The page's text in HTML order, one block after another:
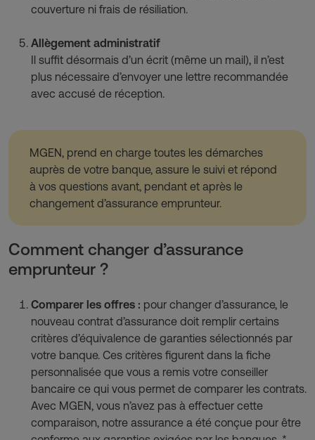
couverture ni frais de résiliation.
Allègement administratif
Il suffit désormais d’un écrit (même un mail), il n’est
plus nécessaire d’envoyer une lettre recommandée
avec accusé de réception.
MGEN, prend en charge toutes les démarches
auprès de votre banque, assure le suivi et répond
à vos questions avant, pendant et après le
changement d’assurance emprunteur.
Comment changer d’assurance
emprunteur ?
Comparer les offres : pour changer d’assurance, le
nouveau contrat d’assurance doit remplir certains
critères d’équivalence de garanties sélectionnés par
votre banque. Ces critères figurent dans la fiche
personnalisée que vous a remis votre conseiller
bancaire ce qui vous permet de comparer les contrats.
Avec MGEN, vous n’avez pas à effectuer cette
comparaison, notre assurance a été conçue pour être